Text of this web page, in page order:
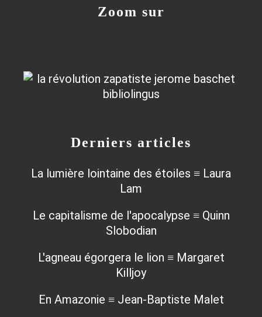
Derniers articles
La lumière lointaine des étoiles ≡ Laura
Lam
Le capitalisme de l'apocalypse ≡ Quinn
Slobodian
L'agneau égorgera le lion ≡ Margaret
Killjoy
En Amazonie ≡ Jean-Baptiste Malet
Zoom sur